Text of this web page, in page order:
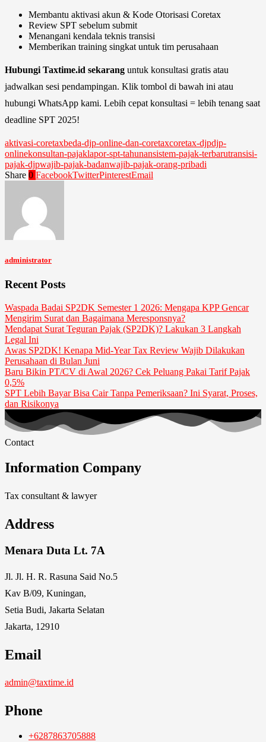
Membantu aktivasi akun & Kode Otorisasi Coretax
Review SPT sebelum submit
Menangani kendala teknis transisi
Memberikan training singkat untuk tim perusahaan
Hubungi Taxtime.id sekarang untuk konsultasi gratis atau
jadwalkan sesi pendampingan. Klik tombol di bawah ini atau
hubungi WhatsApp kami. Lebih cepat konsultasi = lebih tenang saat
deadline SPT 2025!
aktivasi-coretaxbeda-djp-online-dan-coretaxcoretax-djpdjp-
onlinekonsultan-pajaklapor-spt-tahunansistem-pajak-terbarutransisi-
pajak-djpwajib-pajak-badanwajib-pajak-orang-pribadi
Share 0 FacebookTwitterPinterestEmail
administrator
Recent Posts
Waspada Badai SP2DK Semester 1 2026: Mengapa KPP Gencar
Mengirim Surat dan Bagaimana Meresponsnya?
Mendapat Surat Teguran Pajak (SP2DK)? Lakukan 3 Langkah
Legal Ini
Awas SP2DK! Kenapa Mid-Year Tax Review Wajib Dilakukan
Perusahaan di Bulan Juni
Baru Bikin PT/CV di Awal 2026? Cek Peluang Pakai Tarif Pajak
0,5%
SPT Lebih Bayar Bisa Cair Tanpa Pemeriksaan? Ini Syarat, Proses,
dan Risikonya
Contact
Information Company
Tax consultant & lawyer
Address
Menara Duta Lt. 7A
Jl. Jl. H. R. Rasuna Said No.5
Kav B/09, Kuningan,
Setia Budi, Jakarta Selatan
Jakarta, 12910
Email
admin@taxtime.id
Phone
+6287863705888